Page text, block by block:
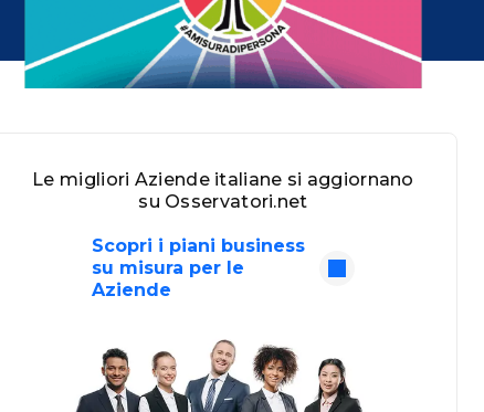
Le migliori Aziende italiane si aggiornano
su Osservatori.net
Scopri i piani business
su misura per le
Aziende